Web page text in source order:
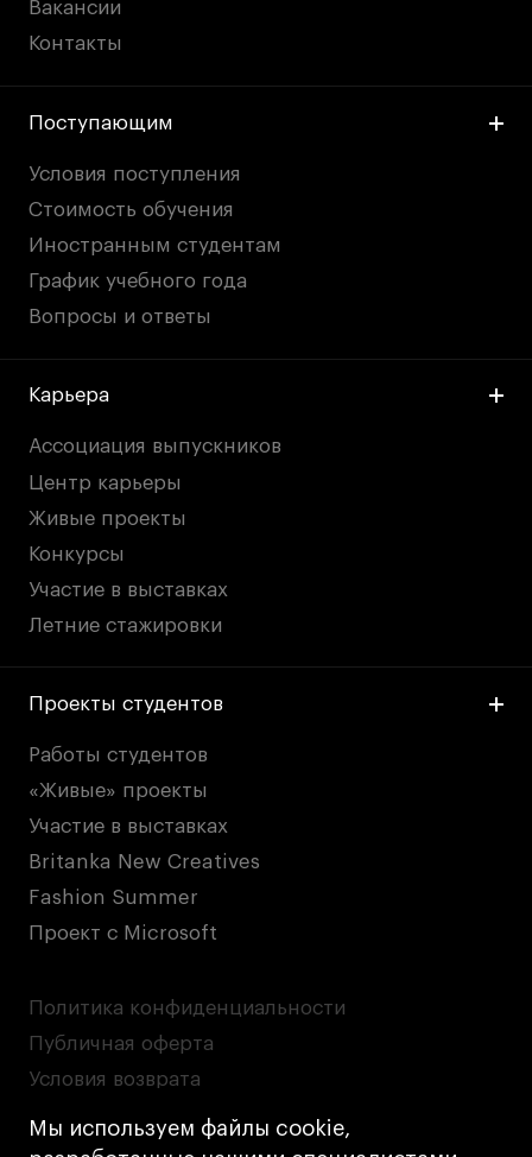
Мы используем файлы cookie,
Вакансии
Контакты
Поступающим
Условия поступления
Стоимость обучения
Иностранным студентам
График учебного года
Вопросы и ответы
Карьера
Ассоциация выпускников
Центр карьеры
Живые проекты
Конкурсы
Участие в выставках
Летние стажировки
Проекты студентов
Работы студентов
«Живые» проекты
Участие в выставках
Britanka New Creatives
Fashion Summer
Проект с Microsoft
Политика конфиденциальности
Публичная оферта
Условия возврата
Кредит на образование с господдержкой
Лицензия на осуществление образовательной